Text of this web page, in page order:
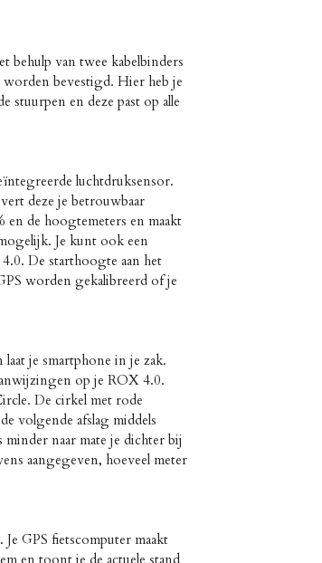
behulp van twee kabelbinders
worden bevestigd. Hier heb je
stuurpen en deze past op alle
luchtdruksensor.
deze je betrouwbaar
de hoogtemeters en maakt
Je kunt ook een
De starthoogte aan het
worden gekalibreerd of je
je smartphone in je zak.
op je ROX 4.0.
De cirkel met rode
volgende afslag middels
naar mate je dichter bij
aangegeven, hoeveel meter
GPS fietscomputer maakt
en toont je de actuele stand